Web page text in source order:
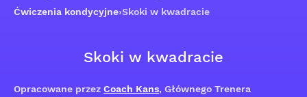
Ćwiczenia kondycyjne›Skoki w kwadracie
Skoki w kwadracie
Opracowane przez Coach Kans, Głównego Trenera